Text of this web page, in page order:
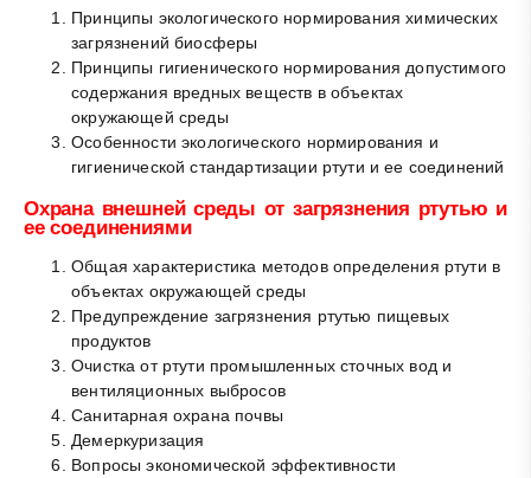
Принципы экологического нормирования химических
загрязнений биосферы
Принципы гигиенического нормирования допустимого
содержания вредных веществ в объектах
окружающей среды
Особенности экологического нормирования и
гигиенической стандартизации ртути и ее соединений
Охрана внешней среды от загрязнения ртутью и
ее соединениями
Общая характеристика методов определения ртути в
объектах окружающей среды
Предупреждение загрязнения ртутью пищевых
продуктов
Очистка от ртути промышленных сточных вод и
вентиляционных выбросов
Санитарная охрана почвы
Демеркуризация
Вопросы экономической эффективности